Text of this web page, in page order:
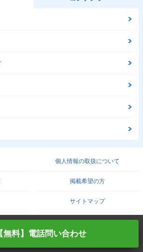
【無料】電話問い合わせ
個人情報の取扱について
掲載希望の方
サイトマップ
ALL RIGHTS RESERVED.